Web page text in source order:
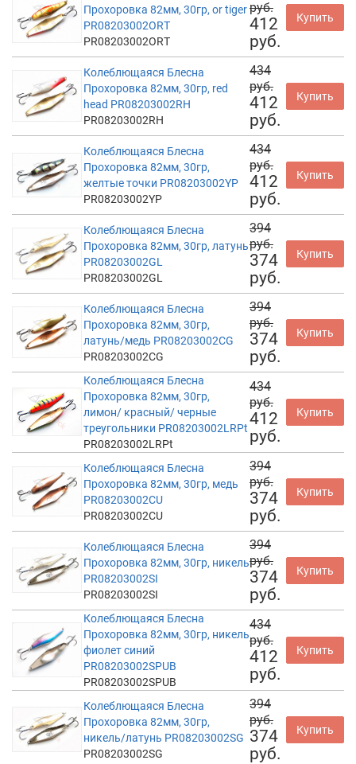
Прохоровка 82мм, 30гр, or tiger
PR08203002ORT
PR08203002ORT
руб.
412
руб.
Купить
Колеблющаяся Блесна
Прохоровка 82мм, 30гр, red
head PR08203002RH
PR08203002RH
434
руб.
412
руб.
Купить
Колеблющаяся Блесна
Прохоровка 82мм, 30гр,
желтые точки PR08203002YP
PR08203002YP
434
руб.
412
руб.
Купить
Колеблющаяся Блесна
Прохоровка 82мм, 30гр, латунь
PR08203002GL
PR08203002GL
394
руб.
374
руб.
Купить
Колеблющаяся Блесна
Прохоровка 82мм, 30гр,
латунь/медь PR08203002CG
PR08203002CG
394
руб.
374
руб.
Купить
Колеблющаяся Блесна
Прохоровка 82мм, 30гр,
лимон/ красный/ черные
треугольники PR08203002LRPt
PR08203002LRPt
434
руб.
412
руб.
Купить
Колеблющаяся Блесна
Прохоровка 82мм, 30гр, медь
PR08203002CU
PR08203002CU
394
руб.
374
руб.
Купить
Колеблющаяся Блесна
Прохоровка 82мм, 30гр, никель
PR08203002SI
PR08203002SI
394
руб.
374
руб.
Купить
Колеблющаяся Блесна
Прохоровка 82мм, 30гр, никель
фиолет синий
PR08203002SPUB
PR08203002SPUB
434
руб.
412
руб.
Купить
Колеблющаяся Блесна
Прохоровка 82мм, 30гр,
никель/латунь PR08203002SG
PR08203002SG
394
руб.
374
руб.
Купить